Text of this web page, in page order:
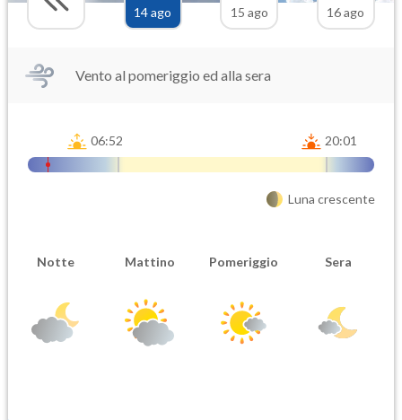
14 ago
15 ago
16 ago
Vento al pomeriggio ed alla sera
06:52 20:01
Luna crescente
Notte Mattino Pomeriggio Sera